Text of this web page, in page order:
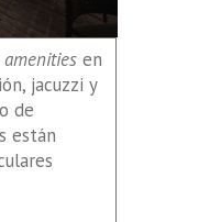
amenitiesen
jacuzzi y
de
están